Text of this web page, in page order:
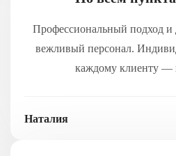
Профессиональный подход и
вежливый персонал.
каждому клиенту —
Наталия